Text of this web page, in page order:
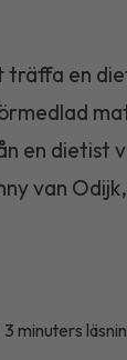
träffa en
en dietist
van
3 minuters